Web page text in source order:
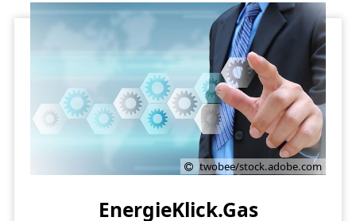
twobee/stock.adobe.com
EnergieKlick.Gas